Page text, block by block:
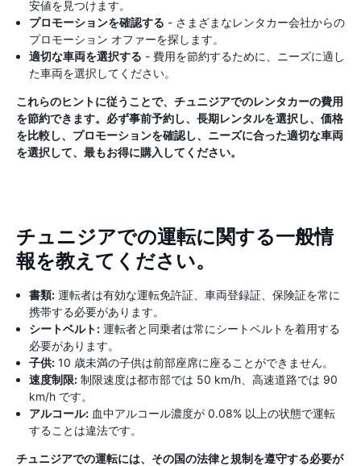
安値を見つけます。
プロモーションを確認する - さまざまなレンタカー会社からの
プロモーション オファーを探します。
適切な車両を選択する - 費用を節約するために、ニーズに適し
た車両を選択してください。
これらのヒントに従うことで、チュニジアでのレンタカーの費用
を節約できます。必ず事前予約し、長期レンタルを選択し、価格
を比較し、プロモーションを確認し、ニーズに合った適切な車両
を選択して、最もお得に購入してください。
チュニジアでの運転に関する一般情
報を教えてください。
書類: 運転者は有効な運転免許証、車両登録証、保険証を常に
携帯する必要があります。
シートベルト: 運転者と同乗者は常にシートベルトを着用する
必要があります。
子供: 10 歳未満の子供は前部座席に座ることができません。
速度制限: 制限速度は都市部では 50 km/h、高速道路では 90
km/h です。
アルコール: 血中アルコール濃度が 0.08% 以上の状態で運転
することは違法です。
チュニジアでの運転には、その国の法律と規制を遵守する必要が